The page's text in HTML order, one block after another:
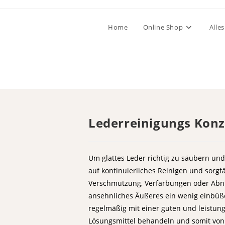
Home Online Shop
Lederreinigungs
Um glattes Leder richtig zu säubern
auf kontinuierliches Reinigen und
Verschmutzung, Verfärbungen oder
ansehnliches Äußeres ein wenig
regelmäßig mit einer guten und
Lösungsmittel behandeln und somit